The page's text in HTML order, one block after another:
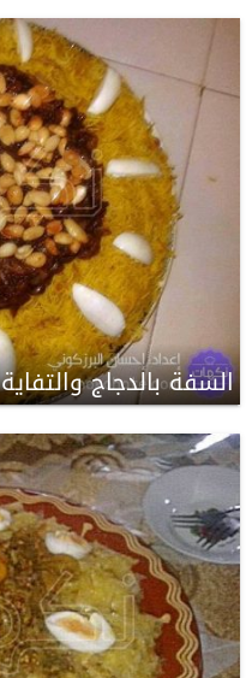
السفة بالدجاج والتفاية